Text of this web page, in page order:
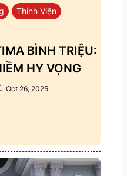
Thỉnh Viện
BÌNH TRIỆU:
HY VỌNG
Oct 26, 2025